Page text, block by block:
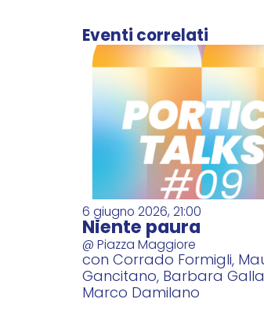
Eventi correlati
6 giugno 2026, 21:00
Niente paura
@ Piazza Maggiore
con Corrado Formigli,
Gancitano, Barbara
Marco Damilano